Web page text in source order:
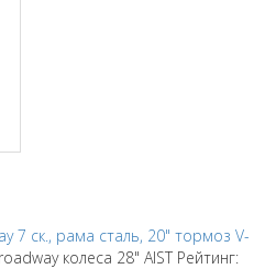
7 ск., рама сталь, 20" тормоз V-
колеса 28" AIST Рейтинг: